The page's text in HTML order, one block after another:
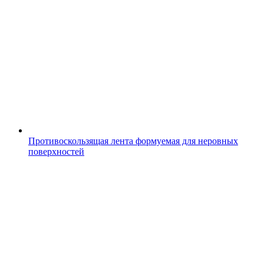
Противоскользящая лента формуемая для неровных
поверхностей